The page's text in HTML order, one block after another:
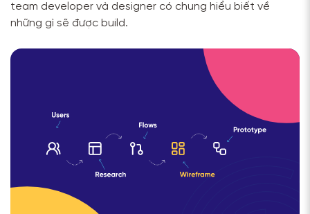
team developer và designer có chung hiểu biết về
những gì sẽ được build.